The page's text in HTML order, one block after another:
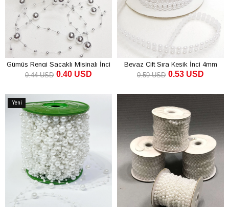
Gümüş Rengi Saçaklı Misinalı İnci
0.40 USD
0.44 USD
Beyaz Çift Sıra Kesik İnci 4mm
0.53 USD
0.59 USD
Yeni
Ürün